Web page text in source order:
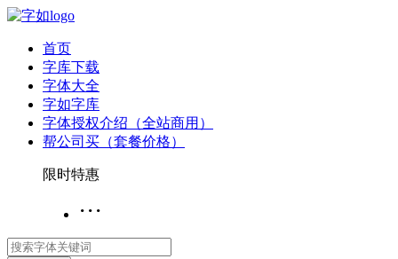
首页
字库下载
字体大全
字如字库
字体授权介绍（全站商用）
帮公司买（套餐价格）
限时特惠
···